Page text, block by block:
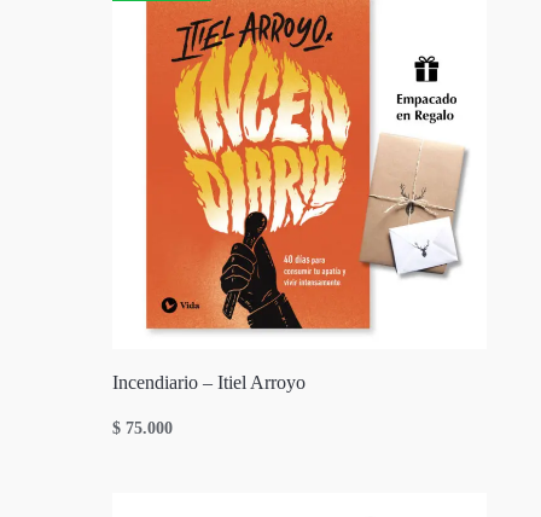
Incendiario – Itiel Arroyo
$ 75.000